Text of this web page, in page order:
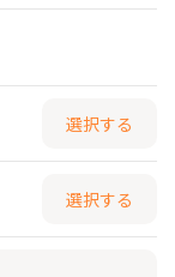
選択する
選択する